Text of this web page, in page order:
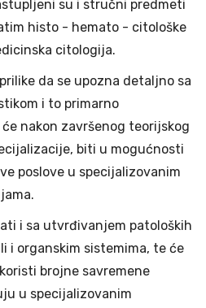
su i stručni predmeti
histo - hemato - citološke
citologija.
da se upozna detaljno sa
i to primarno
nakon završenog teorijskog
biti u mogućnosti
poslove u specijalizovanim
i sa utvrđivanjem patoloških
i organskim sistemima, te će
brojne savremene
u specijalizovanim